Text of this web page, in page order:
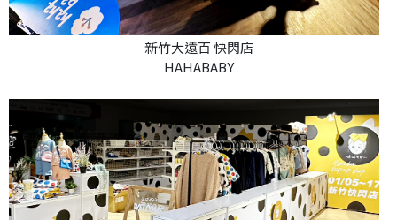
新竹大遠百 快閃店
HAHABABY